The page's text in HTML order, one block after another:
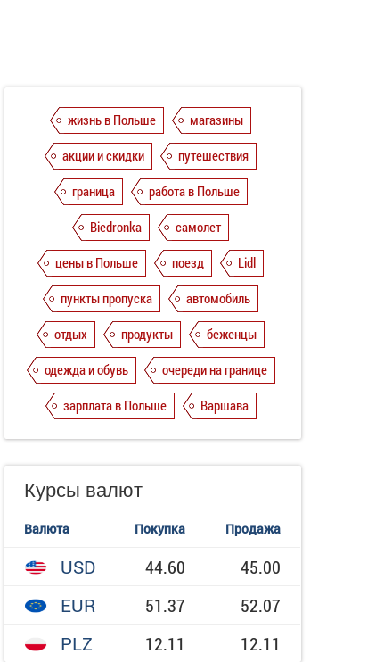
жизнь в Польше
магазины
акции и скидки
путешествия
граница
работа в Польше
Biedronka
самолет
цены в Польше
поезд
Lidl
пункты пропуска
автомобиль
отдых
продукты
беженцы
одежда и обувь
очереди на границе
зарплата в Польше
Варшава
Курсы валют
Валюта Покупка Продажа
USD 44.60
45.00
EUR
51.37
52.07
PLZ
12.11 12.11